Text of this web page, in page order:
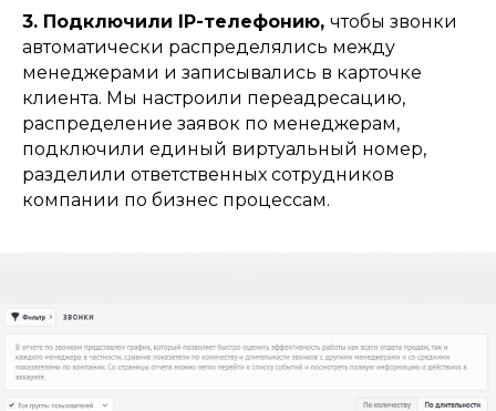
3. Подключили IP-телефонию, чтобы звонки
автоматически распределялись между
менеджерами и записывались в карточке
клиента. Мы настроили переадресацию,
распределение заявок по менеджерам,
подключили единый виртуальный номер,
разделили ответственных сотрудников
компании по бизнес процессам.